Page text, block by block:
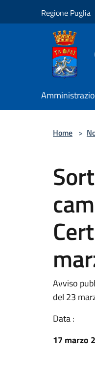
Regione Puglia
Home >
Avviso
del 23
Data :
17 marzo